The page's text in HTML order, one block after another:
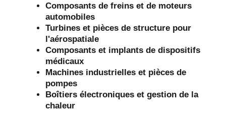
Composants de freins et de moteurs
automobiles
Turbines et pièces de structure pour
l'aérospatiale
Composants et implants de dispositifs
médicaux
Machines industrielles et pièces de
pompes
Boîtiers électroniques et gestion de la
chaleur